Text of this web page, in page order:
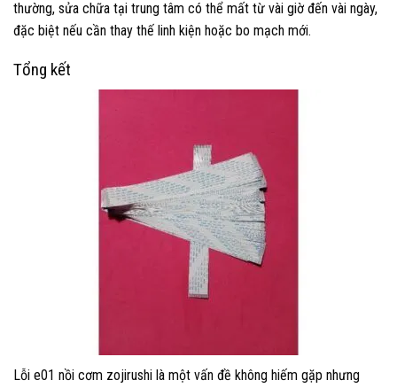
thường, sửa chữa tại trung tâm có thể mất từ vài giờ đến vài ngày,
đặc biệt nếu cần thay thế linh kiện hoặc bo mạch mới.
Tổng kết
Lỗi e01 nồi cơm zojirushi là một vấn đề không hiếm gặp nhưng